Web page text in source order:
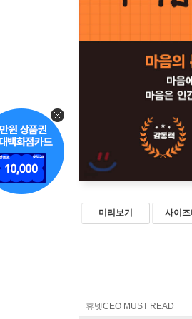
미리보기 사이
휴넷CEO MUST READ